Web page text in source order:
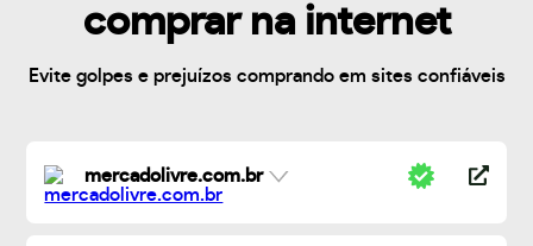
comprar na internet
Evite golpes e prejuízos comprando em sites confiáveis
mercadolivre.com.br